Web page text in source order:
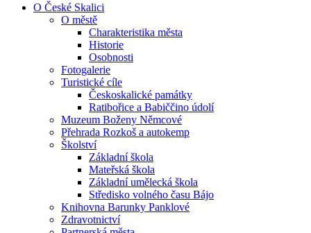
O České Skalici
O městě
Charakteristika města
Historie
Osobnosti
Fotogalerie
Turistické cíle
Českoskalické památky
Ratibořice a Babiččino údolí
Muzeum Boženy Němcové
Přehrada Rozkoš a autokemp
Školství
Základní škola
Mateřská škola
Základní umělecká škola
Středisko volného času Bájo
Knihovna Barunky Panklové
Zdravotnictví